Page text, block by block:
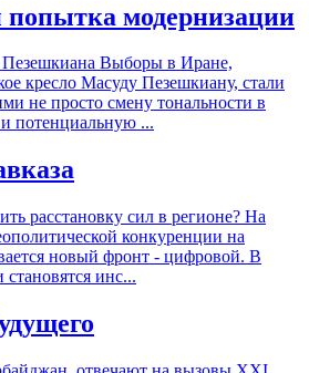
попытка модернизации
Пезешкиана Выборы в Иране,
кресло Масуду Пезешкиану, стали
не просто смену тональности в
потенциальную ...
расстановку сил в регионе? На
конкуренции на
новый фронт - цифровой. В
становятся инс...